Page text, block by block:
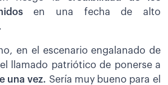
en una fecha de alto
en el escenario engalanado de
llamado patriótico de ponerse a
una vez. Sería muy bueno para el